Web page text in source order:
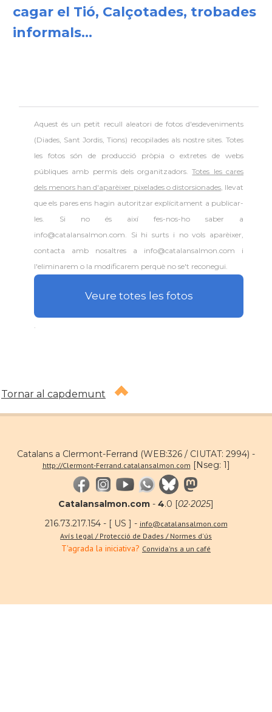
cagar el Tió, Calçotades, trobades
informals...
Aquest és un petit recull aleatori de fotos d'esdeveniments
(Diades, Sant Jordis, Tions) recopilades als nostre sites. Totes
les fotos són de producció pròpia o extretes de webs
públiques amb permís dels organitzadors.Totes les cares
dels menors han d'aparèixer pixelades o distorsionades, llevat
que els pares ens hagin autoritzar explícitament a publicar-
les. Si no és així fes-nos-ho saber a
info@catalansalmon.com. Si hi surts i no vols aparèixer,
contacta amb nosaltres a info@catalansalmon.com i
l'eliminarem o la modificarem perquè no se't reconegui.
Veure totes les fotos
Tornar al capdemunt
Catalans a Clermont-Ferrand (WEB:326 / CIUTAT: 2994) -
http://Clermont-Ferrand.catalansalmon.com [Nseg: 1]
Catalansalmon.com - 4.0 [02·2025]
216.73.217.154 - [ US ] - info@catalansalmon.com
Avís legal / Protecció de Dades / Normes d'ús
T'agrada la iniciativa? Convida'ns a un café